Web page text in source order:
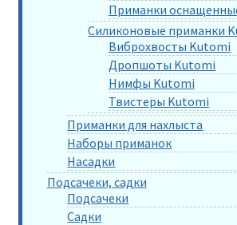
Приманки
Силиконовые приманки
Виброхвосты Kutomi
Дропшоты Kutomi
Нимфы Kutomi
Твистеры Kutomi
Приманки для нахлыста
Наборы приманок
Насадки
Подсачеки, садки
Подсачеки
Садки